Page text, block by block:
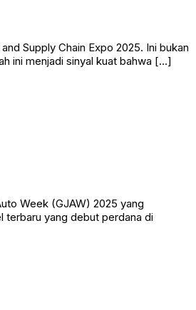
Supply Chain Expo 2025. Ini bukan
ini menjadi sinyal kuat bahwa […]
Week (GJAW) 2025 yang
terbaru yang debut perdana di